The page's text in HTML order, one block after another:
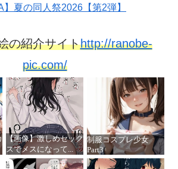
】夏の同人祭2026【第2弾】
の紹介サイトhttp://ranobe-
pic.com/